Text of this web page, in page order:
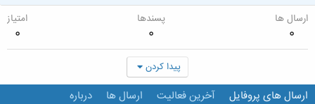
ارسال ها
0
پسندها
0
امتیاز
0
پیدا کردن
ارسال های پروفایل آخرین فعالیت ارسال ها درباره